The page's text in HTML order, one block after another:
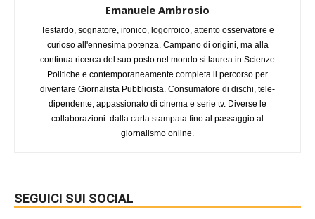
Emanuele Ambrosio
Testardo, sognatore, ironico, logorroico, attento osservatore e
curioso all'ennesima potenza. Campano di origini, ma alla
continua ricerca del suo posto nel mondo si laurea in Scienze
Politiche e contemporaneamente completa il percorso per
diventare Giornalista Pubblicista. Consumatore di dischi, tele-
dipendente, appassionato di cinema e serie tv. Diverse le
collaborazioni: dalla carta stampata fino al passaggio al
giornalismo online.
SEGUICI SUI SOCIAL